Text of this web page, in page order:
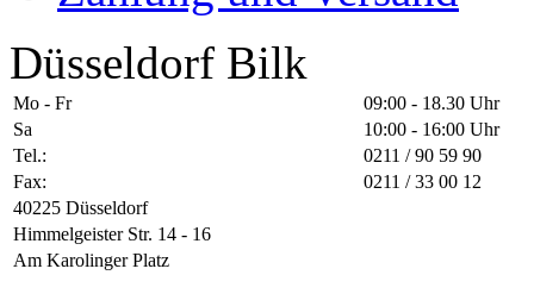
Düsseldorf Bilk
Mo - Fr
09:00 - 18.30 Uhr
Sa
10:00 - 16:00 Uhr
Tel.:
0211 / 90 59 90
Fax:
0211 / 33 00 12
40225 Düsseldorf
Himmelgeister Str. 14 - 16
Am Karolinger Platz